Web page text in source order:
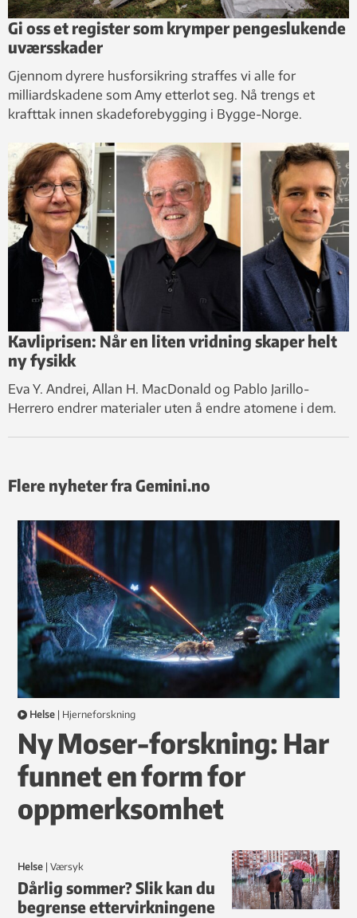
Gi oss et register som krymper pengeslukende
uværsskader
Gjennom dyrere husforsikring straffes vi alle for
milliardskadene som Amy etterlot seg. Nå trengs et
krafttak innen skadeforebygging i Bygge-Norge.
Kavliprisen: Når en liten vridning skaper helt
ny fysikk
Eva Y. Andrei, Allan H. MacDonald og Pablo Jarillo-
Herrero endrer materialer uten å endre atomene i dem.
Flere nyheter fra Gemini.no
Helse | hjerneforskning
Ny Moser-forskning: Har
funnet en form for
oppmerksomhet
Helse | Værsyk
Dårlig sommer? Slik kan du
begrense ettervirkningene